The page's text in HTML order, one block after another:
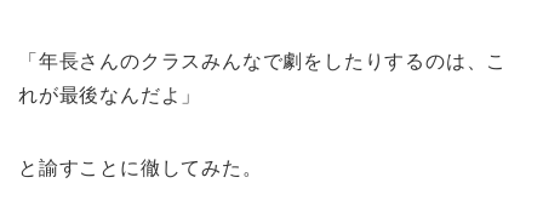
「年長さんのクラスみんなで劇をしたりするのは、こ
れが最後なんだよ」
と諭すことに徹してみた。